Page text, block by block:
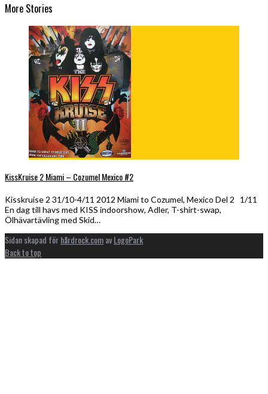
More Stories
KissKruise 2 Miami – Cozumel Mexico #2
Kisskruise 2 31/10-4/11 2012 Miami to Cozumel, Mexico Del 2 1/11
En dag till havs med KISS indoorshow, Adler, T-shirt-swap,
Ölhävartävling med Skid…
Sidan skapad förhårdrock.comavLogoPark
Back to top